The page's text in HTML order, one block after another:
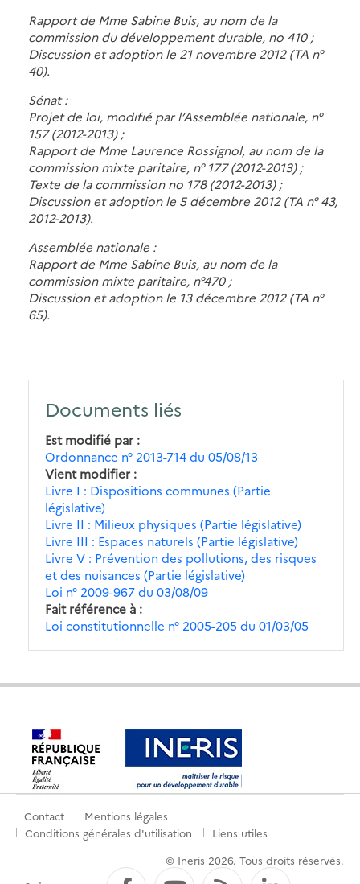
Rapport de Mme Sabine Buis, au nom de la
commission du développement durable, no 410 ;
Discussion et adoption le 21 novembre 2012 (TA n°
40).
Sénat :
Projet de loi, modifié par l’Assemblée nationale, n°
157 (2012-2013) ;
Rapport de Mme Laurence Rossignol, au nom de la
commission mixte paritaire, n° 177 (2012-2013) ;
Texte de la commission no 178 (2012-2013) ;
Discussion et adoption le 5 décembre 2012 (TA n° 43,
2012-2013).
Assemblée nationale :
Rapport de Mme Sabine Buis, au nom de la
commission mixte paritaire, n°470 ;
Discussion et adoption le 13 décembre 2012 (TA n°
65).
Documents liés
Est modifié par
Ordonnance n° 2013-714 du 05/08/13
Vient modifier
Livre I : Dispositions communes (Partie
législative)
Livre II : Milieux physiques (Partie législative)
Livre III : Espaces naturels (Partie législative)
Livre V : Prévention des pollutions, des risques
et des nuisances (Partie législative)
Loi n° 2009-967 du 03/08/09
Fait référence à
Loi constitutionnelle n° 2005-205 du 01/03/05
Menu
Contact
Mentions légales
Conditions générales d'utilisation
Liens utiles
© Ineris 2026. Tous droits réservés.